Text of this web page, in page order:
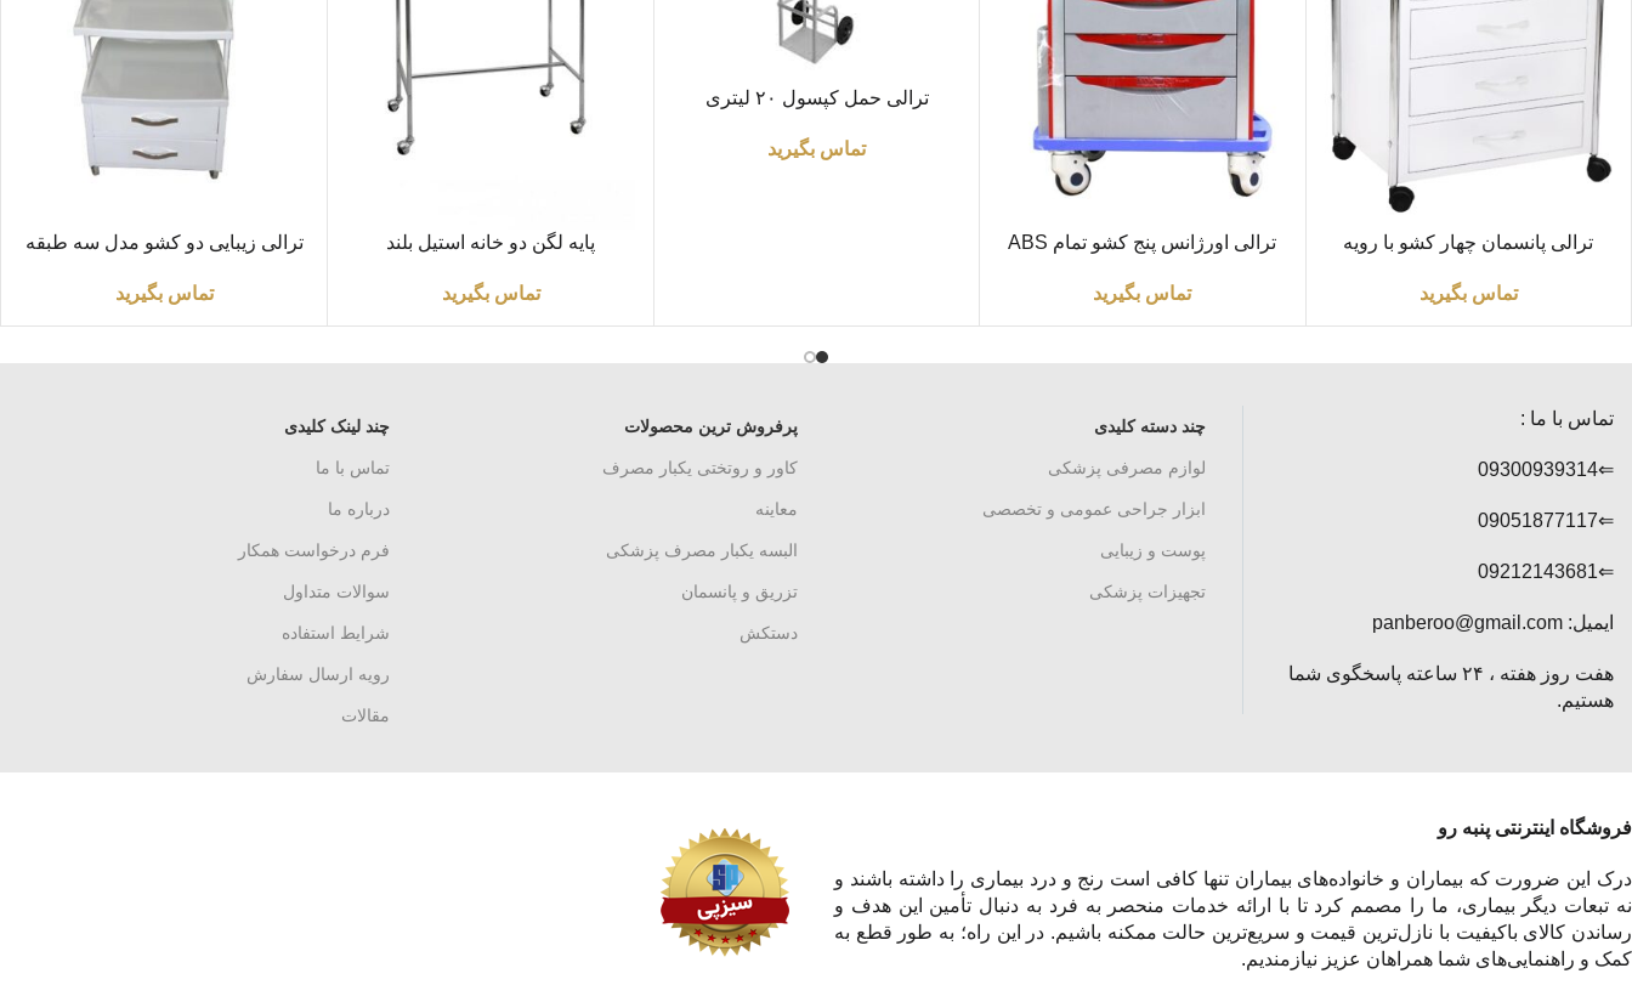
اطلاعات بیشتر
ترالی پانسمان چهار کشو با رویه
تماس بگیرید
اطلاعات بیشتر
ترالی اورژانس پنج کشو تمام ABS
تماس بگیرید
اطلاعات بیشتر
ترالی حمل کپسول ۲۰ لیتری
تماس بگیرید
اطلاعات بیشتر
پایه لگن دو خانه استیل بلند
تماس بگیرید
اطلاعات بیشتر
ترالی زیبایی دو کشو مدل سه طبقه
تماس بگیرید
چند لینک کلیدی
تماس با ما
درباره ما
فرم درخواست همکار
سوالات متداول
شرایط استفاده
رویه ارسال سفارش
مقالات
پرفروش ترین محصولات
کاور و روتختی یکبار مصرف
معاینه
البسه یکبار مصرف پزشکی
تزریق و پانسمان
دستکش
چند دسته کلیدی
لوازم مصرفی پزشکی
ابزار جراحی عمومی و تخصصی
پوست و زیبایی
تجهیزات پزشکی
تماس با ما :
⇐09300939314
⇐09051877117
⇐09212143681
ایمیل: panberoo@gmail.com
هفت روز هفته ، ۲۴ ساعته پاسخگوی شما
هستیم.
فروشگاه اینترنتی پنبه رو
درک این ضرورت که بیماران و خانواده‌های بیماران تنها کافی است رنج و درد بیماری را داشته باشند و
نه تبعات دیگر بیماری، ما را مصمم کرد تا با ارائه خدمات منحصر به فرد به دنبال تأمین این هدف و
رساندن کالای باکیفیت با نازل‌ترین قیمت و سریع‌ترین حالت ممکنه باشیم. در این راه؛ به طور قطع به
کمک و راهنمایی‌های شما همراهان عزیز نیازمندیم.